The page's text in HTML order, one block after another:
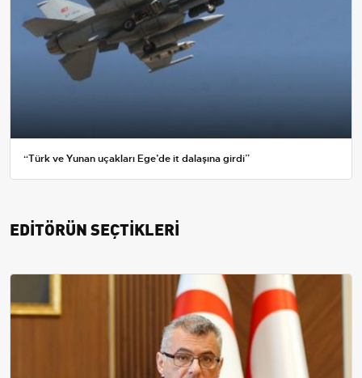
“Türk ve Yunan uçakları Ege’de it dalaşına girdi”
EDİTÖRÜN SEÇTİKLERİ